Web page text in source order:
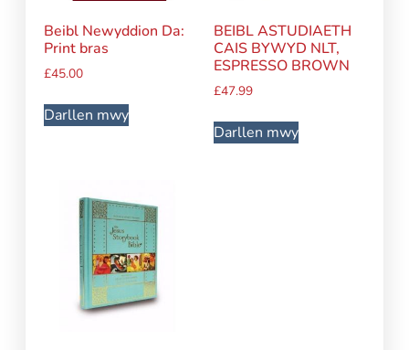
Beibl Newyddion Da:
Print bras
£45.00
Darllen mwy
BEIBL ASTUDIAETH
CAIS BYWYD NLT,
ESPRESSO BROWN
£47.99
Darllen mwy